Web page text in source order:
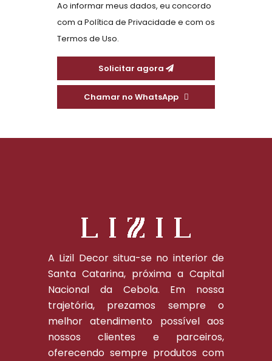
Ao informar meus dados, eu concordo
com a Política de Privacidade e com os
Termos de Uso.
Solicitar agora
Chamar no WhatsApp
A Lizil Decor situa-se no interior de
Santa Catarina, próxima a Capital
Nacional da Cebola. Em nossa
trajetória, prezamos sempre o
melhor atendimento possível aos
nossos clientes e parceiros,
oferecendo sempre produtos com